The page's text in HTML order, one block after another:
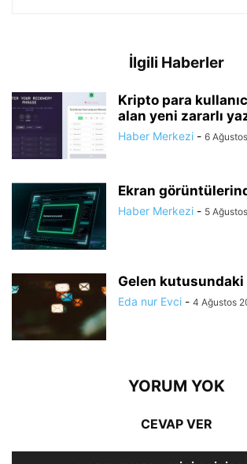
İlgili Haberler
Kripto para
alan yeni zararlı
Haber Merkezi - 6
Ekran
Haber Merkezi - 5
Gelen
Eda nur Evci - 4 Ağustos
YORUM YOK
CEVAP VER